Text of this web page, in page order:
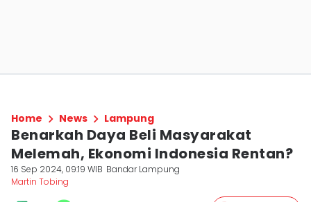
Home News Lampung
Benarkah Daya Beli Masyarakat
Melemah, Ekonomi Indonesia Rentan?
16 Sep 2024, 09:19 WIB Bandar Lampung
Martin Tobing